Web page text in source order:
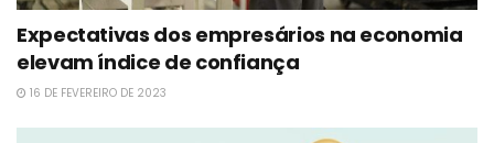
Expectativas dos empresários na economia
elevam índice de confiança
16 DE FEVEREIRO DE 2023